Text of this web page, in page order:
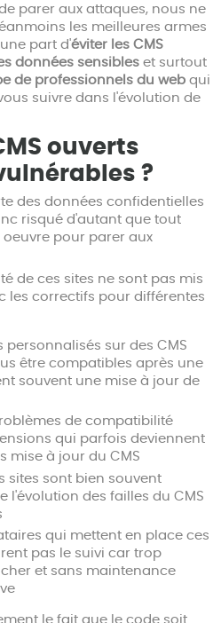
parer aux attaques, nous ne
les meilleures armes
part d'éviter les CMS
données sensibles et surtout
de professionnels du web qui
suivre dans l'évolution de
ouverts
?
des données confidentielles
risqué d'autant que tout
pour parer aux
de ces sites ne sont pas mis
les correctifs pour différentes
personnalisés sur des CMS
être compatibles après une
souvent une mise à jour de
de compatibilité
qui parfois deviennent
mise à jour du CMS
sites sont bien souvent
l'évolution des failles du CMS
qui mettent en place ces
pas le suivi car trop
et sans maintenance
le fait que le code soit